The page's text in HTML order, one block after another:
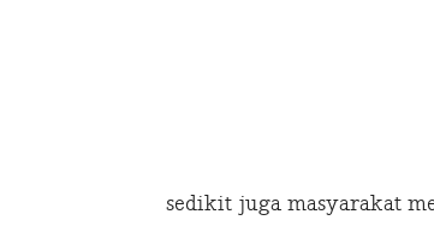
sedikit juga masyarakat